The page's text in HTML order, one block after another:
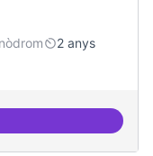
2 anys
residents